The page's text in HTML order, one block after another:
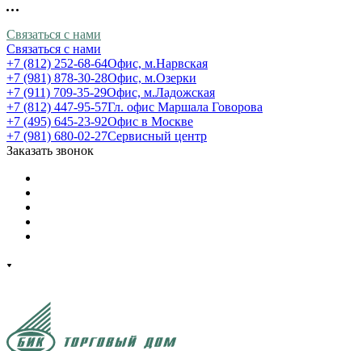
Связаться с нами
Связаться с нами
+7 (812) 252-68-64Офис, м.Нарвская
+7 (981) 878-30-28Офис, м.Озерки
+7 (911) 709-35-29Офис, м.Ладожская
+7 (812) 447-95-57Гл. офис Маршала Говорова
+7 (495) 645-23-92Офис в Москве
+7 (981) 680-02-27Сервисный центр
Заказать звонок